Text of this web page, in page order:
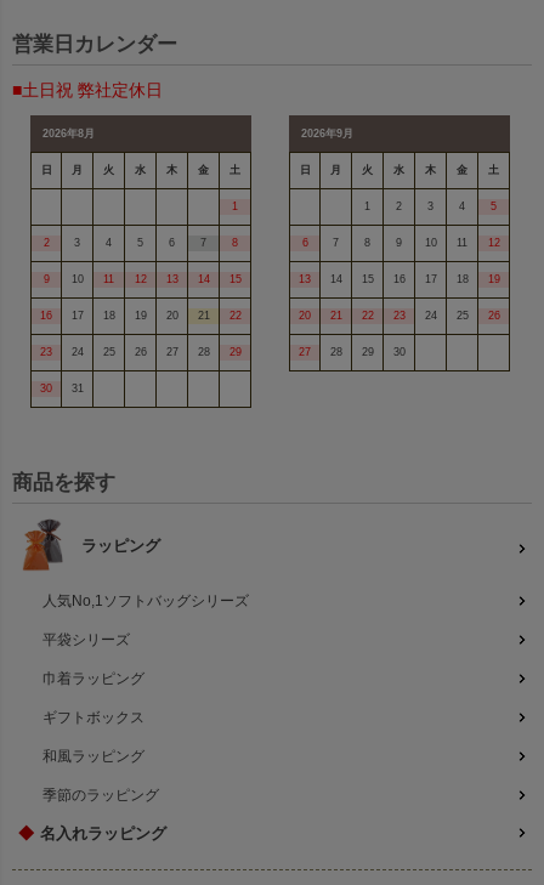
営業日カレンダー
■土日祝 弊社定休日
2026年8月
日 月 火 水 木 金 土
1
2 3 4 5 6 7 8
9 10 11 12 13 14 15
16 17 18 19 20 21 22
23 24 25 26 27 28 29
30 31
2026年9月
日 月 火 水 木 金 土
1 2 3 4 5
6 7 8 9 10 11 12
13 14 15 16 17 18 19
20 21 22 23 24 25 26
27 28 29 30
商品を探す
ラッピング
人気No,1ソフトバッグシリーズ
平袋シリーズ
巾着ラッピング
ギフトボックス
和風ラッピング
季節のラッピング
◆ 名入れラッピング